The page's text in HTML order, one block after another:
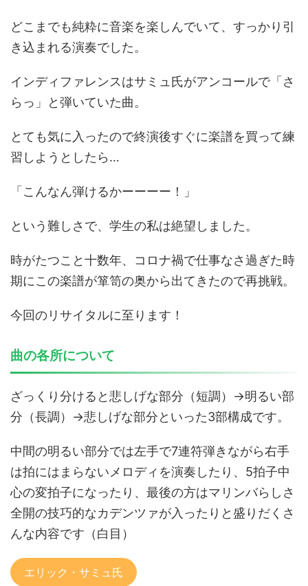
どこまでも純粋に音楽を楽しんでいて、すっかり引
き込まれる演奏でした。
インディファレンスはサミュ氏がアンコールで「さ
らっ」と弾いていた曲。
とても気に入ったので終演後すぐに楽譜を買って練
習しようとしたら…
「こんなん弾けるかーーーー！」
という難しさで、学生の私は絶望しました。
時がたつこと十数年、コロナ禍で仕事なさ過ぎた時
期にこの楽譜が箪笥の奥から出てきたので再挑戦。
今回のリサイタルに至ります！
曲の各所について
ざっくり分けると悲しげな部分（短調）→明るい部
分（長調）→悲しげな部分といった3部構成です。
中間の明るい部分では左手で7連符弾きながら右手
は拍にはまらないメロディを演奏したり、5拍子中
心の変拍子になったり、最後の方はマリンバらしさ
全開の技巧的なカデンツァが入ったりと盛りだくさ
んな内容です（白目）
エリック・サミュ氏